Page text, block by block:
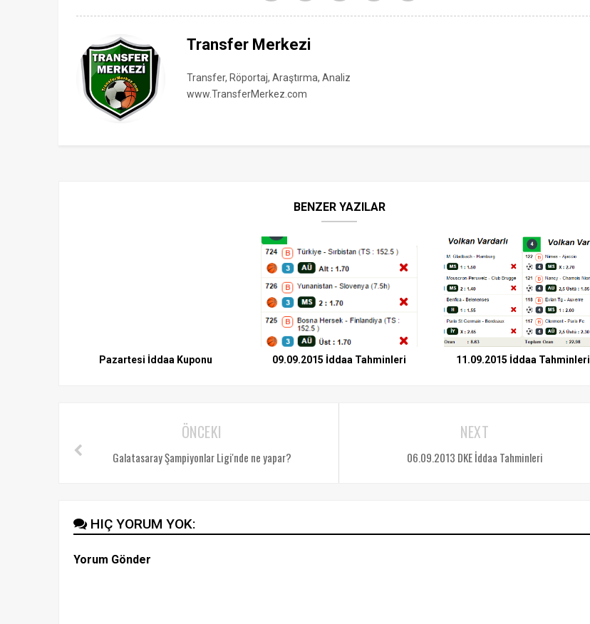
Transfer Merkezi
Transfer, Röportaj, Araştırma, Analiz
www.TransferMerkez.com
BENZER YAZILAR
Pazartesi İddaa Kuponu 09.09.2015 İddaa Tahminleri 11.09.2015 İddaa Tahminleri
NEXT
06.09.2013 DKE İddaa Tahminleri
ÖNCEKI
Galatasaray Şampiyonlar Ligi'nde ne yapar?
HIÇ YORUM YOK:
Yorum Gönder